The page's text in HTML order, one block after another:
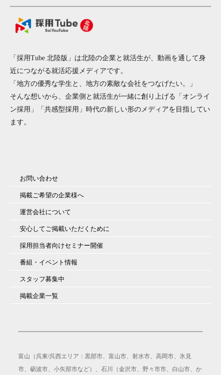
「採用Tube 北陸版」は北陸の企業と就活生が、動画を通して身
近につながる就活応援メディアです。
「地方の優秀な学生と、地方の素敵な会社をつなげたい。」
そんな想いから、企業側と就活生が一緒に創り上げる「オンライ
ン採用」「共感型採用」時代の新しい形のメディアを目指してい
ます。
お問い合わせ
掲載ご希望の企業様へ
運営会社について
安心してご掲載いただくために
採用担当者向けセミナー開催
番組・イベント情報
スタッフ募集中
掲載企業一覧
富山（呉東/呉西エリア：黒部市、富山市、射水市、高岡市、氷見
市、砺波市、小矢部市など）、石川（金沢市、野々市市、白山市、か